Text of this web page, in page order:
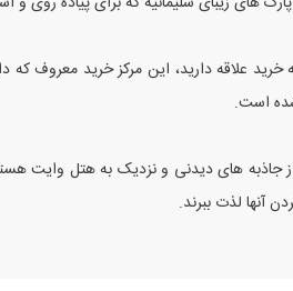
خرید علاقه دارید، این مرکز خرید معروف
است.
جاذبه‌ های دیدنی و نزدیک به هتل وایت
آنها لذت ببرند.